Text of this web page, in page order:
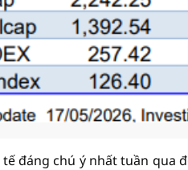
đáng chú ý nhất tuần qua